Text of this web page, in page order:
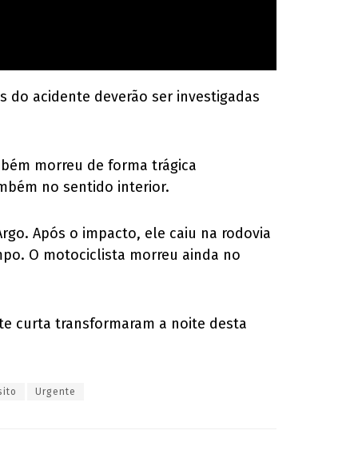
acidente deverão ser investigadas
morreu de forma trágica
no sentido interior.
Após o impacto, ele caiu na rodovia
O motociclista morreu ainda no
curta transformaram a noite desta
Urgente